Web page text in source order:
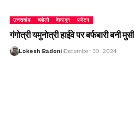
उत्तराखंड चमोली देहरादून पर्यटन
गंगोत्री यमुनोत्री हाईवे पर बर्फबारी बनी
Lokesh Badoni December 30, 2024